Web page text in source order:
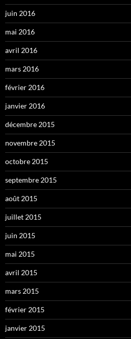
juin 2016
mai 2016
avril 2016
mars 2016
février 2016
janvier 2016
décembre 2015
novembre 2015
octobre 2015
septembre 2015
août 2015
juillet 2015
juin 2015
mai 2015
avril 2015
mars 2015
février 2015
janvier 2015